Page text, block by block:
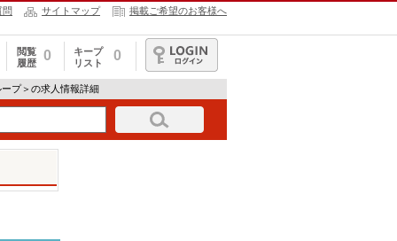
問 サイトマップ 掲載ご希望のお客様へ
閲覧
履歴
0
キープ
リスト
0
ログイン
プ＞の求人情報詳細